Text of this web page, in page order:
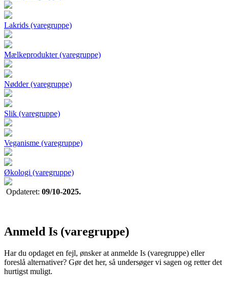
Lakrids (varegruppe)
Mælkeprodukter (varegruppe)
Nødder (varegruppe)
Slik (varegruppe)
Veganisme (varegruppe)
Økologi (varegruppe)
Opdateret: 09/10-2025.
Anmeld Is (varegruppe)
Har du opdaget en fejl, ønsker at anmelde Is (varegruppe) eller
foreslå alternativer? Gør det her, så undersøger vi sagen og retter det
hurtigst muligt.